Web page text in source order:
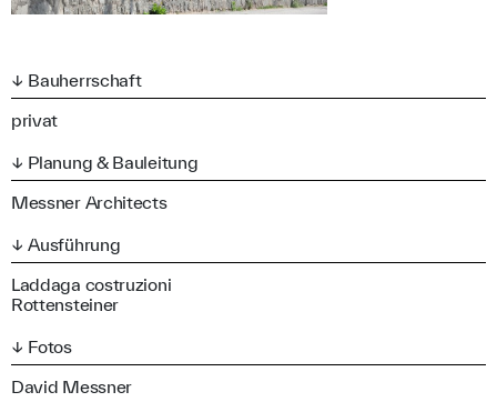
↓ Bauherrschaft
privat
↓ Planung & Bauleitung
Messner Architects
↓ Ausführung
Laddaga costruzioni
Rottensteiner
↓ Fotos
David Messner